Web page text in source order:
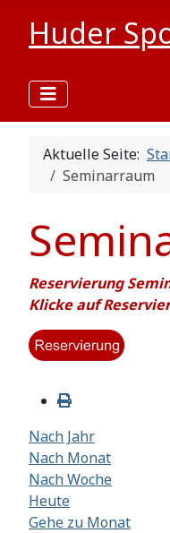
Huder
Aktuelle Seite:
Seminarraum
Reservierung
Klicke auf
Nach Jahr
Nach Monat
Nach Woche
Heute
Gehe zu Monat